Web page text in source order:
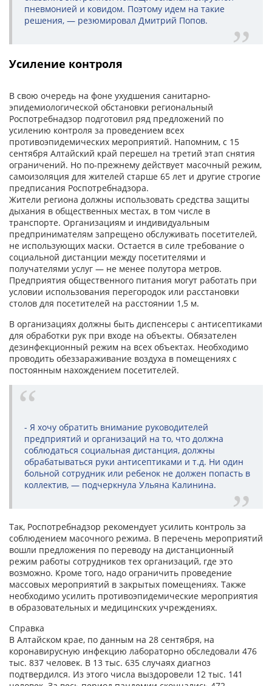
пневмонией и ковидом. Поэтому идем на такие
решения, — резюмировал Дмитрий Попов.
Усиление контроля
В свою очередь на фоне ухудшения санитарно-
эпидемиологической обстановки региональный
Роспотребнадзор подготовил ряд предложений по
усилению контроля за проведением всех
противоэпидемических мероприятий. Напомним, с 15
сентября Алтайский край перешел на третий этап снятия
ограничений. Но по-прежнему действует масочный режим,
самоизоляция для жителей старше 65 лет и другие строгие
предписания Роспотребнадзора.
Жители региона должны использовать средства защиты
дыхания в общественных местах, в том числе в
транспорте. Организациям и индивидуальным
предпринимателям запрещено обслуживать посетителей,
не использующих маски. Остается в силе требование о
социальной дистанции между посетителями и
получателями услуг — не менее полутора метров.
Предприятия общественного питания могут работать при
условии использования перегородок или расстановки
столов для посетителей на расстоянии 1,5 м.
В организациях должны быть диспенсеры с антисептиками
для обработки рук при входе на объекты. Обязателен
дезинфекционный режим на всех объектах. Необходимо
проводить обеззараживание воздуха в помещениях с
постоянным нахождением посетителей.
- Я хочу обратить внимание руководителей
предприятий и организаций на то, что должна
соблюдаться социальная дистанция, должны
обрабатываться руки антисептиками и т.д. Ни один
больной сотрудник или ребенок не должен попасть в
коллектив, — подчеркнула Ульяна Калинина.
Так, Роспотребнадзор рекомендует усилить контроль за
соблюдением масочного режима. В перечень мероприятий
вошли предложения по переводу на дистанционный
режим работы сотрудников тех организаций, где это
возможно. Кроме того, надо ограничить проведение
массовых мероприятий в закрытых помещениях. Также
необходимо усилить противоэпидемические мероприятия
в образовательных и медицинских учреждениях.
Справка
В Алтайском крае, по данным на 28 сентября, на
коронавирусную инфекцию лабораторно обследовали 476
тыс. 837 человек. В 13 тыс. 635 случаях диагноз
подтвердился. Из этого числа выздоровели 12 тыс. 141